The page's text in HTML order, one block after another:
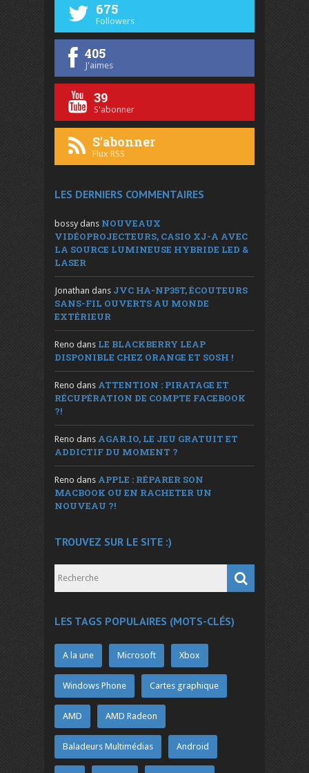
675
Followers
405
J'aimes
39
S'abonner
S'abonner
Flux RSS
LES DERNIERS COMMENTAIRES
bossy dans NOUVEAUX
VIDÉOPROJECTEURS, CASIO XJ-A AVEC
LA SOURCE LUMINEUSE HYBRIDE LED &
LASER
Jonathan dans JVC HA-NP35T, ÉCOUTEURS
SANS-FIL OUVERTS AU MONDE
EXTÉRIEUR
Reno dans LE BLACKBERRY LEAP
DISPONIBLE CHEZ ORANGE ET SOSH !
Reno dans ATTENTION : PIRATAGE ET
RÉCUPÉRATION DE COMPTE FACEBOOK
?!
Reno dans AGAR.IO, LE JEU GRATUIT ET
ADDICTIF DU MOMENT ?
Reno dans APPLE : RÉPARER SON
MACBOOK OU EN RACHETER UN
NOUVEAU ?!
TROUVEZ SUR LE SITE :)
LES TAGS POPULAIRES (MOTS-CLÉS)
A la une Microsoft Xbox
Windows Phone Cartes graphique
AMD AMD Radeon
Baladeurs Multimédias Android